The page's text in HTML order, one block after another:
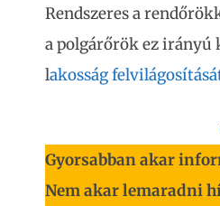
Rendszeres a
a polgárőrök ez irányú
lakosság
Gyorsabban akar
Nem akar lemaradni